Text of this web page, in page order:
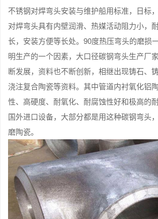
不锈钢对焊弯头安装与维护船用标准，日标
对焊弯头具有内壁润滑、热媒活动阻力小，
长，安装方便等长处。90度热压弯头的磨损
明生产的一个因素，大口径碳钢弯头生产厂
断发展，资料也不断创新，相继出现铸石、
浇注复合陶瓷等资料。其中管道内衬氧化铝
性、高硬度、耐氧化、耐腐蚀性好和极高的
国外进口设备，大部分都是用这种碳钢弯头
磨陶瓷。